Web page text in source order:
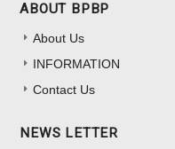
ABOUT BPBP
About Us
INFORMATION
Contact Us
NEWS LETTER